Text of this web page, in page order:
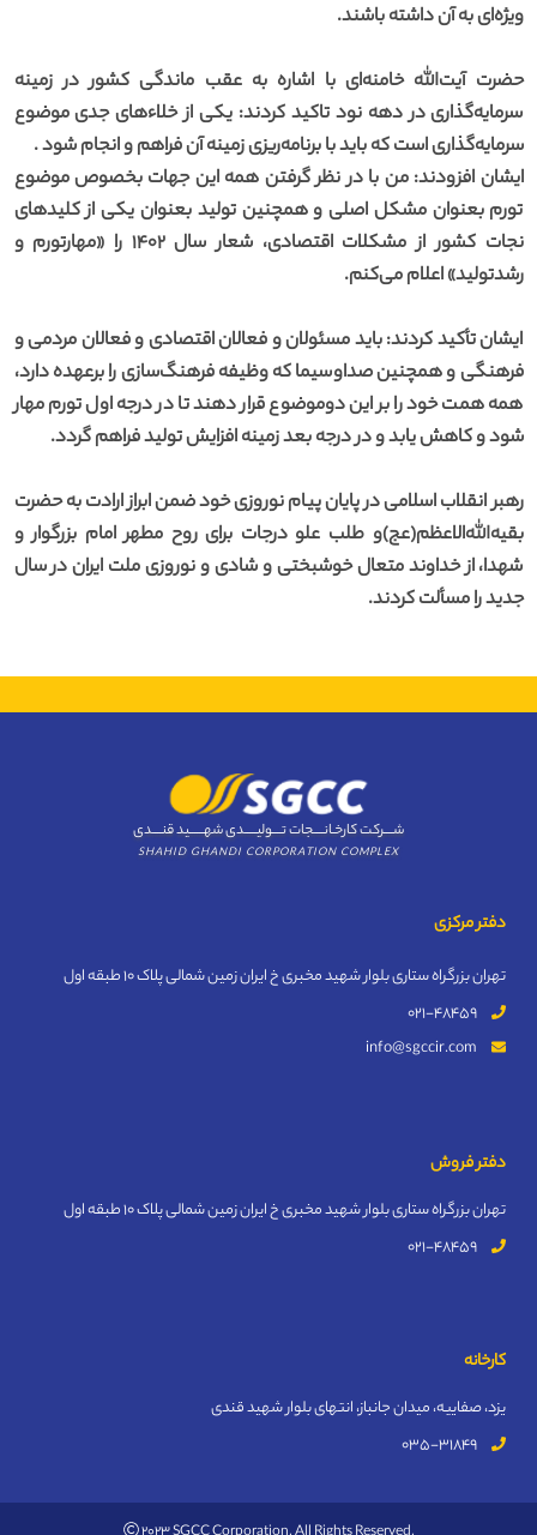
ویژه‌ای به آن داشته باشند.
حضرت آیت‌الله خامنه‌ای با اشاره به عقب ماندگی کشور در زمینه
سرمایه‌گذاری در دهه نود تاکید کردند: یکی از خلاءهای جدی موضوع
سرمایه‌گذاری است که باید با برنامه‌ریزی زمینه آن فراهم و انجام شود .
ایشان افزودند: من با در نظر گرفتن همه این جهات بخصوص موضوع
تورم بعنوان مشکل اصلی و همچنین تولید بعنوان یکی از کلیدهای
نجات کشور از مشکلات اقتصادی، شعار سال ۱۴۰۲ را «مهارتورم و
رشدتولید» اعلام می‌کنم.
ایشان تأکید کردند: باید مسئولان و فعالان اقتصادی و فعالان مردمی و
فرهنگی و همچنین صداوسیما که وظیفه فرهنگ‌سازی را برعهده دارد،
همه همت خود را بر این دوموضوع قرار دهند تا در درجه اول تورم مهار
شود و کاهش یابد و در درجه بعد زمینه افزایش تولید فراهم گردد.
رهبر انقلاب اسلامی در پایان پیام نوروزی خود ضمن ابراز ارادت به حضرت
بقیه‌الله‌الاعظم(عج)و طلب علو درجات برای روح مطهر امام بزرگوار و
شهدا، از خداوند متعال خوشبختی و شادی و نوروزی ملت ایران در سال
جدید را مسألت کردند.
شــــرکت کارخـانــــجات تــــولیـــــدی شهــــــید قنــــدی
SHAHID GHANDI CORPORATION COMPLEX
دفتر مرکزی
تهران بزرگراه ستاری بلوار شهید مخبری خ ایران زمین شمالی پلاک 10 طبقه اول
دفتر فروش
تهران بزرگراه ستاری بلوار شهید مخبری خ ایران زمین شمالی پلاک 10 طبقه اول
کارخانه
یزد، صفاییه، میدان جانباز، انتهای بلوار شهید قندی